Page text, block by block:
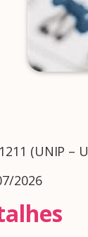
(UNIP –
2026